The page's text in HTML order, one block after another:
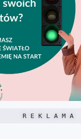
R E K L A M A